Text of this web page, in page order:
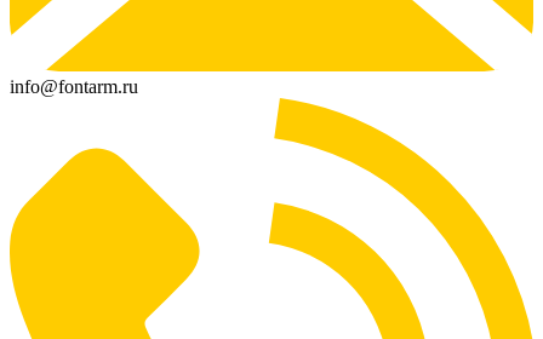
info@fontarm.ru